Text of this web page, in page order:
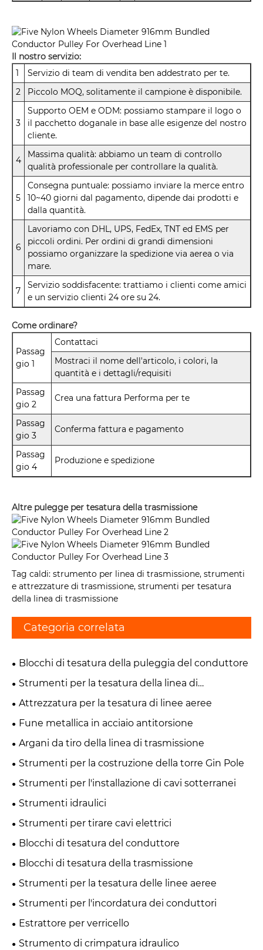
Il nostro servizio:
1
Servizio di team di vendita ben addestrato per te.
2
Piccolo MOQ, solitamente il campione è disponibile.
3
Supporto OEM e ODM: possiamo stampare il logo o
il pacchetto doganale in base alle esigenze del nostro
cliente.
4
Massima qualità: abbiamo un team di controllo
qualità professionale per controllare la qualità.
5
Consegna puntuale: possiamo inviare la merce entro
10~40 giorni dal pagamento, dipende dai prodotti e
dalla quantità.
6
Lavoriamo con DHL, UPS, FedEx, TNT ed EMS per
piccoli ordini. Per ordini di grandi dimensioni
possiamo organizzare la spedizione via aerea o via
mare.
7
Servizio soddisfacente: trattiamo i clienti come amici
e un servizio clienti 24 ore su 24.
Come ordinare?
Passag
gio 1
Contattaci
Mostraci il nome dell'articolo, i colori, la
quantità e i dettagli/requisiti
Passag
gio 2
Crea una fattura Performa per te
Passag
gio 3
Conferma fattura e pagamento
Passag
gio 4
Produzione e spedizione
Altre pulegge per tesatura della trasmissione
Tag caldi: strumento per linea di trasmissione, strumenti
e attrezzature di trasmissione, strumenti per tesatura
della linea di trasmissione
Categoria correlata
Blocchi di tesatura della puleggia del conduttore
Strumenti per la tesatura della linea di
trasmissione
Attrezzatura per la tesatura di linee aeree
Fune metallica in acciaio antitorsione
Argani da tiro della linea di trasmissione
Strumenti per la costruzione della torre Gin Pole
Strumenti per l'installazione di cavi sotterranei
Strumenti idraulici
Strumenti per tirare cavi elettrici
Blocchi di tesatura del conduttore
Blocchi di tesatura della trasmissione
Strumenti per la tesatura delle linee aeree
Strumenti per l'incordatura dei conduttori
Estrattore per verricello
Strumento di crimpatura idraulico